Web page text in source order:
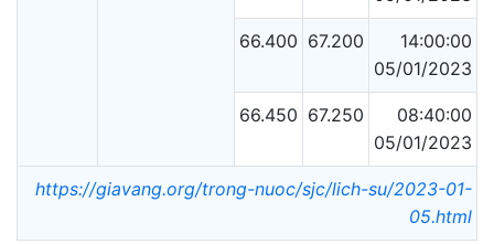
66.400 67.200
14:00:00
05/01/2023
66.450 67.250
08:40:00
05/01/2023
https://giavang.org/trong-nuoc/sjc/lich-su/2023-01-
05.html